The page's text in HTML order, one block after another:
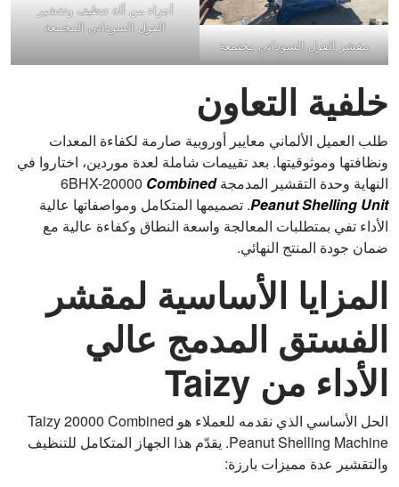
مقشر الفول السوداني مجتمعة
أجزاء من آلة تنظيف وتقشير
الفول السوداني المجمعة
خلفية التعاون
طلب العميل الألماني معايير أوروبية صارمة لكفاءة المعدات
ونظافتها وموثوقيتها. بعد تقييمات شاملة لعدة موردين، اختاروا في
النهاية وحدة التقشير المدمجة 6BHX-20000Combined
Peanut Shelling Unit. تصميمها المتكامل ومواصفاتها عالية
الأداء تفي بمتطلبات المعالجة واسعة النطاق وكفاءة عالية مع
ضمان جودة المنتج النهائي.
المزايا الأساسية لمقشر
الفستق المدمج عالي
الأداء من Taizy
الحل الأساسي الذي نقدمه للعملاء هو Taizy 20000 Combined
Peanut Shelling Machine. يقدّم هذا الجهاز المتكامل للتنظيف
والتقشير عدة مميزات بارزة: